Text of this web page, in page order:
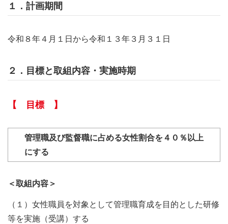
１．計画期間
令和８年４月１日から令和１３年３月３１日
２．目標と取組内容・実施時期
【 目標 】
管理職及び監督職に占める女性割合を４０％以上
にする
＜取組内容＞
（１）女性職員を対象として管理職育成を目的とした研修
等を実施（受講）する